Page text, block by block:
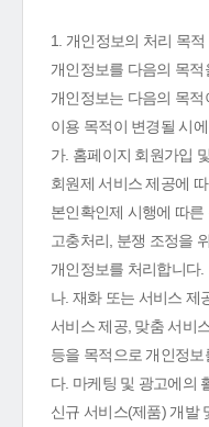
1. 개인정보의 처리 목
개인정보를 다음의 목
개인정보는 다음의 목
이용 목적이 변경될 시
가. 홈페이지 회원가입
회원제 서비스 제공에
본인확인제 시행에 따른
고충처리, 분쟁 조정을
개인정보를 처리합니다.
나. 재화 또는 서비스 제
서비스 제공, 맞춤 서비
등을 목적으로 개인정보
다. 마케팅 및 광고에의
신규 서비스(제품) 개발